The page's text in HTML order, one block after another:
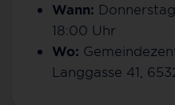
Wann:
18:00 Uhr
Wo:
Langgasse 41,